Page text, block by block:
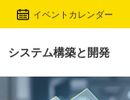
イベントカレンダー
システム構築と開発